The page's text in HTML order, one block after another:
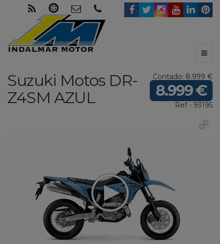
Contado: 8.999 €
8.999 €
Ref - 93195
Suzuki Motos DR-
Z4SM AZUL